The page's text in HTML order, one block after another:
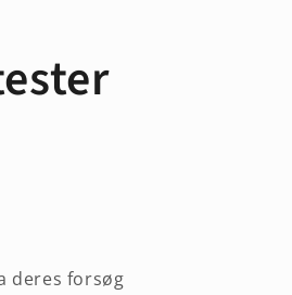
deres forsøg